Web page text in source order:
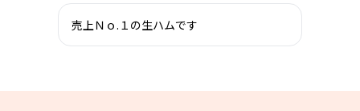
売上Ｎｏ.１の生ハムです